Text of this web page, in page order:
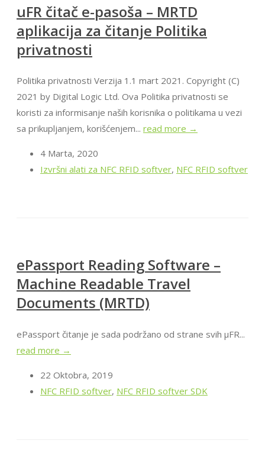
uFR čitač e-pasoša – MRTD
aplikacija za čitanje Politika
privatnosti
Politika privatnosti Verzija 1.1 mart 2021. Copyright (C)
2021 by Digital Logic Ltd. Ova Politika privatnosti se
koristi za informisanje naših korisnika o politikama u vezi
sa prikupljanjem, korišćenjem... read more →
4 Marta, 2020
Izvršni alati za NFC RFID softver, NFC RFID softver
ePassport Reading Software –
Machine Readable Travel
Documents (MRTD)
ePassport čitanje je sada podržano od strane svih μFR...
read more →
22 Oktobra, 2019
NFC RFID softver, NFC RFID softver SDK